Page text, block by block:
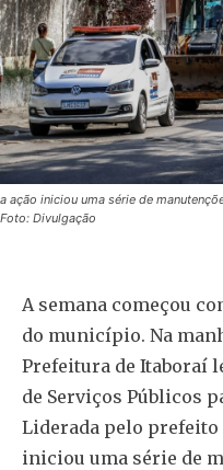
a ação iniciou uma série de
Foto: Divulgação
A semana começou
do município. Na
Prefeitura de Itaboraí
de Serviços Públicos
Liderada pelo prefeito
iniciou uma série de